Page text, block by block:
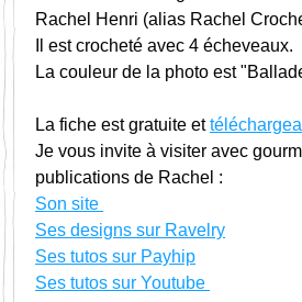
Rachel Henri (alias Rachel
Il est crocheté avec 4 écheveaux.
La couleur de la photo est
La fiche est gratuite et
Je vous invite à visiter avec
publications de Rachel :
Son site
Ses designs sur Ravelry
Ses tutos sur Payhip
Ses tutos sur Youtube